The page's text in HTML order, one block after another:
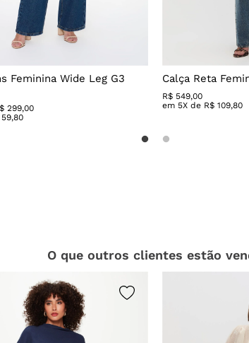
Feminina Wide Leg G3
299,00
59,80
Calça Reta
R$ 549,00
em 5X de R$ 109,80
O que outros clientes estão